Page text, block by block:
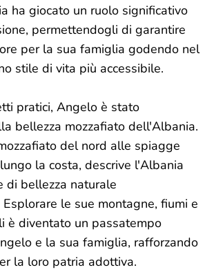
ha giocato un ruolo significativo
permettendogli di garantire
per la sua famiglia godendo nel
stile di vita più accessibile.
pratici, Angelo è stato
bellezza mozzafiato dell'Albania.
del nord alle spiagge
la costa, descrive l'Albania
di bellezza naturale
le sue montagne, fiumi e
è diventato un passatempo
e la sua famiglia, rafforzando
la loro patria adottiva.